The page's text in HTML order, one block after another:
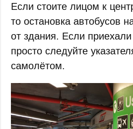
Если стоите лицом к
то остановка автобусов
от здания. Если
просто следуйте
самолётом.